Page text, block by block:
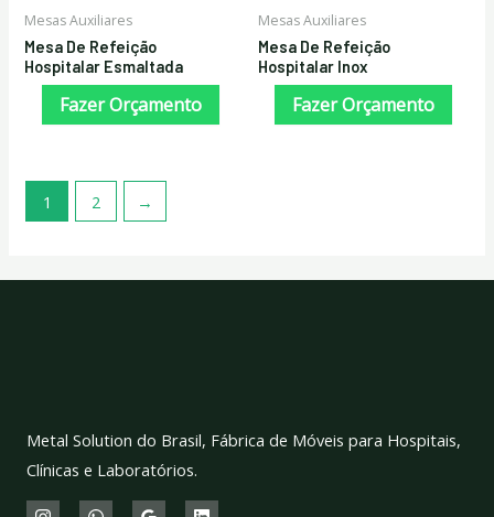
Mesas Auxiliares
Mesa De Refeição
Hospitalar Esmaltada
Fazer Orçamento
Mesas Auxiliares
Mesa De Refeição
Hospitalar Inox
Fazer Orçamento
1 2 →
Metal Solution do Brasil, Fábrica de Móveis para Hospitais,
Clínicas e Laboratórios.